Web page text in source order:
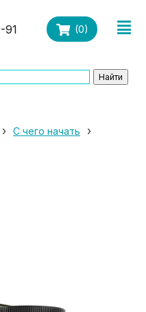
91 (0)
› С чего начать ›